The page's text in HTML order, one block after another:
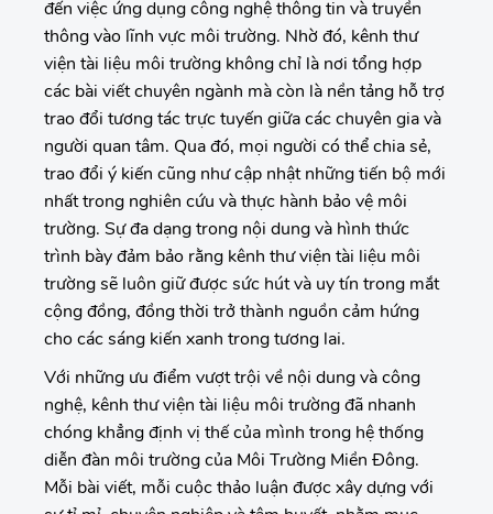
đến việc ứng dụng công nghệ thông tin và truyền
thông vào lĩnh vực môi trường. Nhờ đó, kênh thư
viện tài liệu môi trường không chỉ là nơi tổng hợp
các bài viết chuyên ngành mà còn là nền tảng hỗ trợ
trao đổi tương tác trực tuyến giữa các chuyên gia và
người quan tâm. Qua đó, mọi người có thể chia sẻ,
trao đổi ý kiến cũng như cập nhật những tiến bộ mới
nhất trong nghiên cứu và thực hành bảo vệ môi
trường. Sự đa dạng trong nội dung và hình thức
trình bày đảm bảo rằng kênh thư viện tài liệu môi
trường sẽ luôn giữ được sức hút và uy tín trong mắt
cộng đồng, đồng thời trở thành nguồn cảm hứng
cho các sáng kiến xanh trong tương lai.
Với những ưu điểm vượt trội về nội dung và công
nghệ, kênh thư viện tài liệu môi trường đã nhanh
chóng khẳng định vị thế của mình trong hệ thống
diễn đàn môi trường của Môi Trường Miền Đông.
Mỗi bài viết, mỗi cuộc thảo luận được xây dựng với